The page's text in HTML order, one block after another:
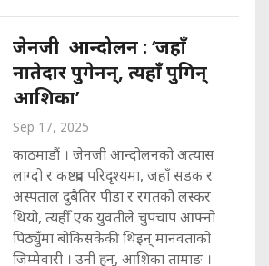
जेनजी आन्दोलन : ‘जहाँ
नातेदार पुगेनन्, त्यहाँ पुगिन्
आशिका’
Sep 17, 2025
काठमाडौं । जेनजी आन्दोलनको अत्यास
लाग्दो र कष्टप्रद परिदृश्यमा, जहाँ सडक र
अस्पताल दुबैतिर पीडा र रगतको लस्कर
थियो, त्यहीँ एक युवतीले चुपचाप आफ्नो
पिठ्युँमा बोकिसकेकी थिइन् मानवताको
जिम्मेवारी । उनी हुन्, आशिका तामाङ ।